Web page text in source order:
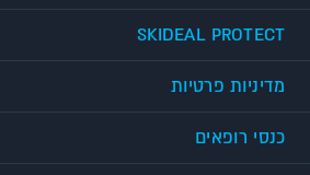
SKIDEAL PROTECT
מדיניות פרטיות
כנסי רופאים